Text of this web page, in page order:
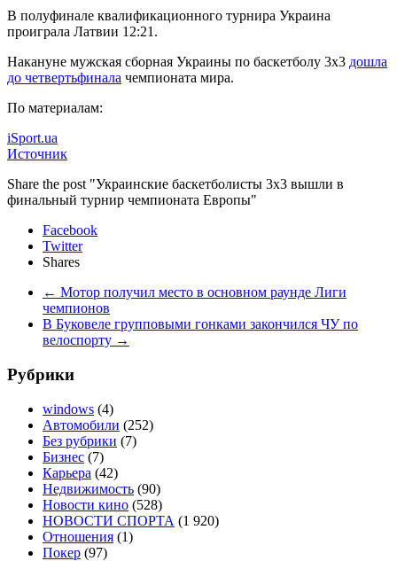
В полуфинале квалификационного турнира Украина
проиграла Латвии 12:21.
Накануне мужская сборная Украины по баскетболу 3х3 дошла
до четвертьфинала чемпионата мира.
По материалам:
iSport.ua
Источник
Share the post "Украинские баскетболисты 3х3 вышли в
финальный турнир чемпионата Европы"
Facebook
Twitter
Shares
← Мотор получил место в основном раунде Лиги
чемпионов
В Буковеле групповыми гонками закончился ЧУ по
велоспорту →
Рубрики
windows (4)
Автомобили (252)
Без рубрики (7)
Бизнес (7)
Карьера (42)
Недвижимость (90)
Новости кино (528)
НОВОСТИ СПОРТА (1 920)
Отношения (1)
Покер (97)